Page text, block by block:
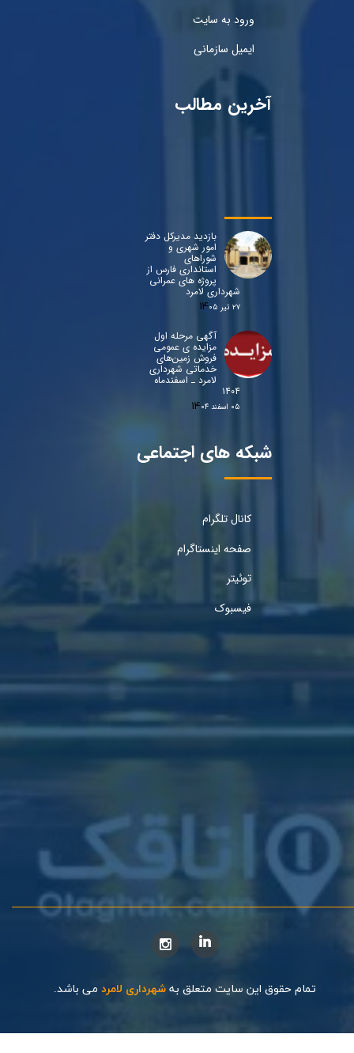
ورود به سایت
ایمیل سازمانی
آخرین مطالب
بازدید مدیرکل دفتر
امور شهری و
شوراهای
استانداری فارس از
پروژه های عمرانی
شهرداری لامرد
۲۷ تیر ۰۵
آگهی مرحله اول
مزایده ی عمومی
فروش زمین‌های
خدماتی شهرداری
لامرد ـ اسفندماه
۱۴۰۴
۰۵ اسفند ۰۴
شبکه های اجتماعی
کانال تلگرام
صفحه اینستاگرام
توئیتر
فیسبوک
تمام حقوق این سایت متعلق به شهرداری لامرد می باشد.